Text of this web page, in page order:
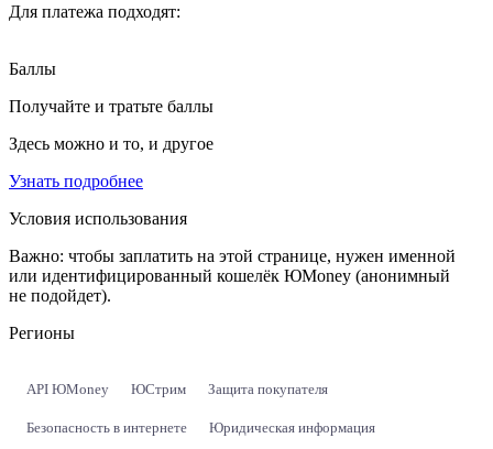
Для платежа подходят:
Баллы
Получайте и тратьте баллы
Здесь можно и то, и другое
Узнать подробнее
Условия использования
Важно: чтобы заплатить на этой странице, нужен именной
или идентифицированный кошелёк ЮMoney (анонимный
не подойдет).
Регионы
API ЮMoney ЮСтрим Защита покупателя
Безопасность в интернете Юридическая информация